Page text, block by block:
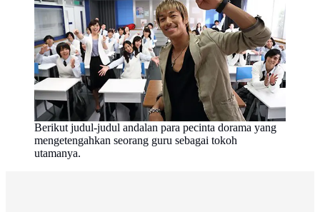
Berikut judul-judul andalan para pecinta dorama yang
mengetengahkan seorang guru sebagai tokoh
utamanya.